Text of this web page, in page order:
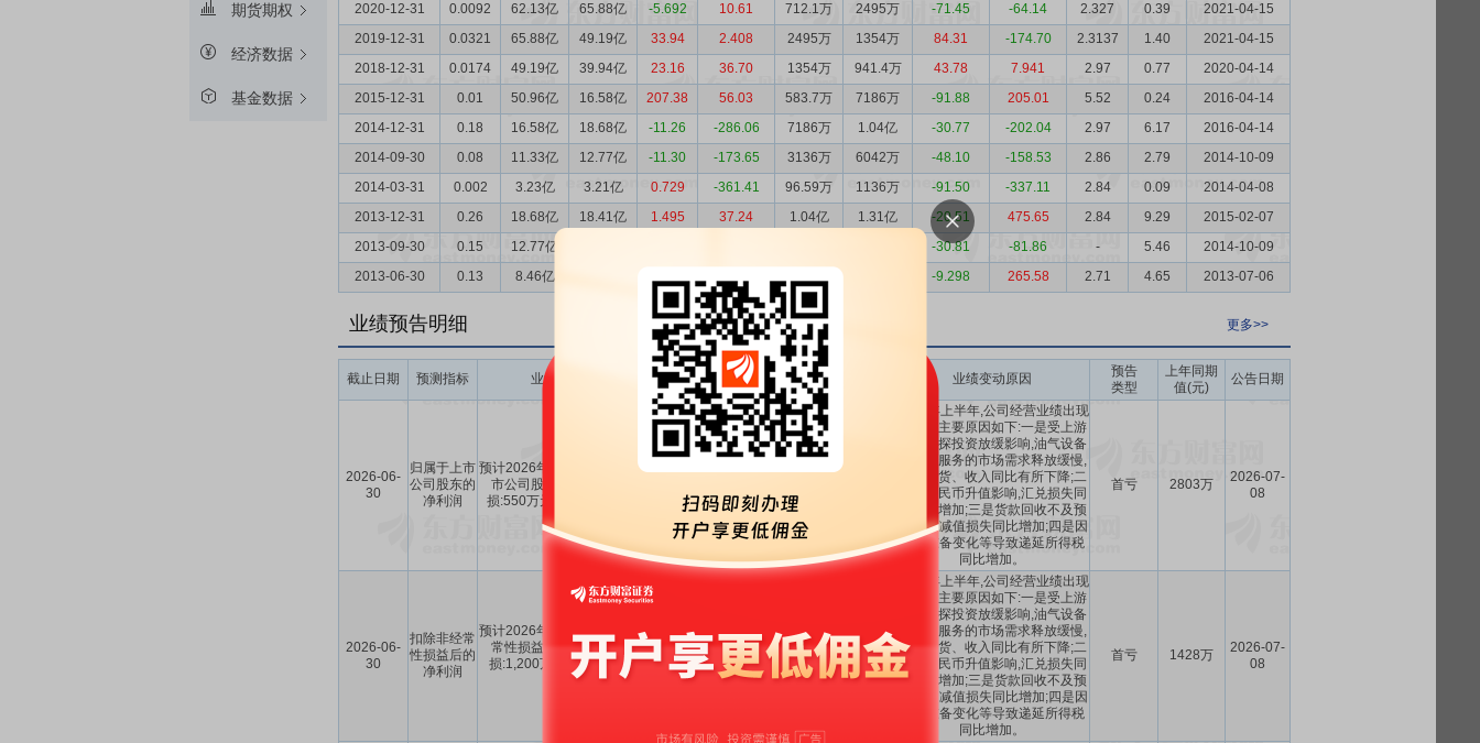
期货期权
经济数据
基金数据
2020-12-31
0.0092 62.13亿 65.88亿 -5.692 10.61 712.1万 2495万 -71.45 -64.14 2.327 0.39
2021-04-15
2019-12-31
0.0321 65.88亿 49.19亿 33.94 2.408 2495万 1354万 84.31 -174.70 2.3137 1.40
2021-04-15
2018-12-31
0.0174 49.19亿 39.94亿 23.16 36.70 1354万 941.4万 43.78 7.941 2.97 0.77
2020-04-14
2015-12-31
0.01 50.96亿 16.58亿 207.38 56.03 583.7万 7186万 -91.88 205.01 5.52 0.24
2016-04-14
2014-12-31
0.18 16.58亿 18.68亿 -11.26 -286.06 7186万 1.04亿 -30.77 -202.04 2.97 6.17
2016-04-14
2014-09-30
0.08 11.33亿 12.77亿 -11.30 -173.65 3136万 6042万 -48.10 -158.53 2.86 2.79
2014-10-09
2014-03-31
0.002 3.23亿 3.21亿 0.729 -361.41 96.59万 1136万 -91.50 -337.11 2.84 0.09
2014-04-08
2013-12-31
0.26 18.68亿 18.41亿 1.495 37.24 1.04亿 1.31亿 -20.51 475.65 2.84 9.29
2015-02-07
2013-09-30
0.15 12.77亿 -30.81 -81.86 - 5.46
2014-10-09
2013-06-30
0.13 8.46亿 -9.298 265.58 2.71 4.65 2013-07-06
业绩预告明细 更多>>
截止日期 预测指标 业绩变动 预测数值(元) 业绩变动同比 业绩变动环比 业绩变动原因
预告
类型
上年同期
值(元)
公告日期
2026-06-
30
归属于上市
公司股东的
净利润
预计2026年1-6月归属于上
市公司股东的净利润亏
损:550万元至750万元。
-750万～-550
万
-126.76%
～-119.62%
82.78%
2026年上半年,公司经营业绩出现
亏损。主要原因如下:一是受上游
油气勘探投资放缓影响,油气设备
及工具服务的市场需求释放缓慢,
公司订货、收入同比有所下降;二
是受人民币升值影响,汇兑损失同
比大幅增加;三是货款回收不及预
期,信用减值损失同比增加;四是因
减值准备变化等导致递延所得税
同比增加。
首亏 2803万
2026-07-
08
2026-06-
30
扣除非经常
性损益后的
净利润
预计2026年1-6月扣除非经
常性损益后的净利润亏
损:1,200万元至1,500万
-1500万
～-1200万
-205.02%
～-184.01%
38.57%～
70.86%
2026年上半年,公司经营业绩出现
亏损。主要原因如下:一是受上游
油气勘探投资放缓影响,油气设备
及工具服务的市场需求释放缓慢,
公司订货、收入同比有所下降;二
是受人民币升值影响,汇兑损失同
比大幅增加;三是货款回收不及预
期,信用减值损失同比增加;四是因
减值准备变化等导致递延所得税
同比增加。
首亏 1428万
2026-07-
08